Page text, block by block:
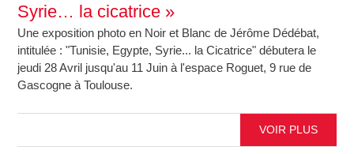
Syrie… la cicatrice »
Une exposition photo en Noir et Blanc de Jérôme Dédébat,
intitulée : "Tunisie, Egypte, Syrie... la Cicatrice" débutera le
jeudi 28 Avril jusqu'au 11 Juin à l'espace Roguet, 9 rue de
Gascogne à Toulouse.
VOIR PLUS